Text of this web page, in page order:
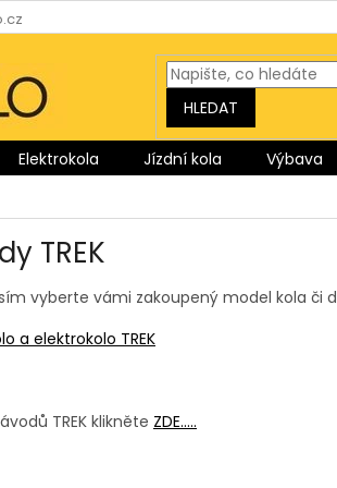
HLEDAT
Elektrokola Jízdní kola Výbava
TREK
vyberte vámi zakoupený model kola či
a elektrokolo TREK
TREK klikněte ZDE.....